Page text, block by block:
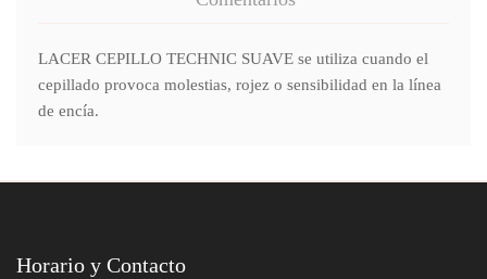
LACER CEPILLO TECHNIC SUAVE se utiliza cuando el
cepillado provoca molestias, rojez o sensibilidad en la línea
de encía.
Horario y Contacto